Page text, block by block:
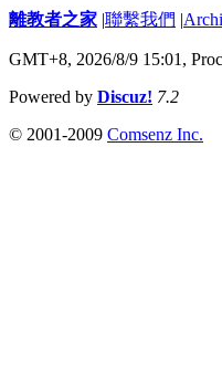
離教者之家 |聯繫我們 |
GMT+8, 2026/8/9 15:01,
Powered by Discuz! 7.2
© 2001-2009 Comsenz Inc.